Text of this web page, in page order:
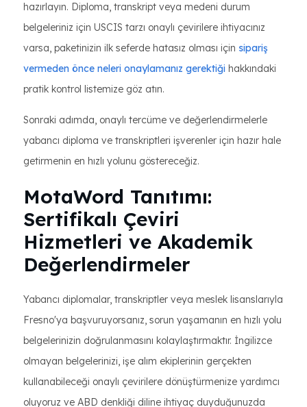
hazırlayın. Diploma, transkript veya medeni durum
belgeleriniz için USCIS tarzı onaylı çevirilere ihtiyacınız
varsa, paketinizin ilk seferde hatasız olması için sipariş
vermeden önce neleri onaylamanız gerektiği hakkındaki
pratik kontrol listemize göz atın.
Sonraki adımda, onaylı tercüme ve değerlendirmelerle
yabancı diploma ve transkriptleri işverenler için hazır hale
getirmenin en hızlı yolunu göstereceğiz.
MotaWord Tanıtımı:
Sertifikalı Çeviri
Hizmetleri ve Akademik
Değerlendirmeler
Yabancı diplomalar, transkriptler veya meslek lisanslarıyla
Fresno'ya başvuruyorsanız, sorun yaşamanın en hızlı yolu
belgelerinizin doğrulanmasını kolaylaştırmaktır. İngilizce
olmayan belgelerinizi, işe alım ekiplerinin gerçekten
kullanabileceği onaylı çevirilere dönüştürmenize yardımcı
oluyoruz ve ABD denkliği diline ihtiyaç duyduğunuzda